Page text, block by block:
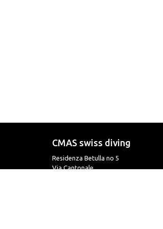
CMAS swiss diving
Residenza Betulla no 5
Via Cantonale